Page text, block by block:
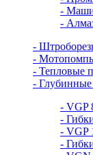
-
-
-
-
- Тепловые
-
- VGP
-
- VGP
-